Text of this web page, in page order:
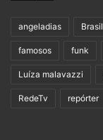
angeladias Brasil
famosos funk
Luíza malavazzi
RedeTv repórter